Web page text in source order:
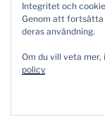
Integritet och
Genom att fortsätta
deras användning.
Om du vill veta
policy